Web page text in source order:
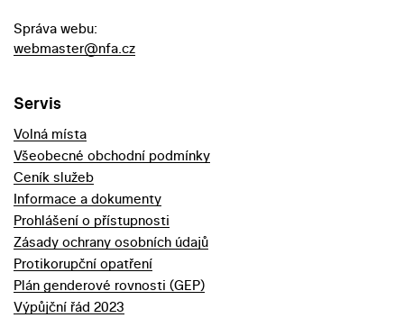
Správa webu:
webmaster@nfa.cz
Servis
Volná místa
Všeobecné obchodní podmínky
Ceník služeb
Informace a dokumenty
Prohlášení o přístupnosti
Zásady ochrany osobních údajů
Protikorupční opatření
Plán genderové rovnosti (GEP)
Výpůjční řád 2023